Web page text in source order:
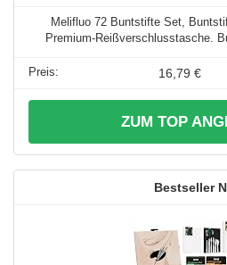
Melifluo 72 Buntstifte Set,
Premium-Reißverschlusstasche.
16,79 €
ZUM TOP